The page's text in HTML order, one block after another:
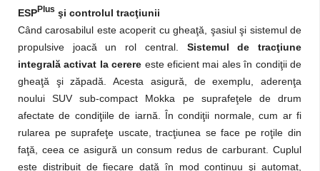
ESPPlus şi controlul tracţiunii
Când carosabilul este acoperit cu gheaţă, şasiul şi sistemul de
propulsive joacă un rol central. Sistemul de tracţiune
integrală activat la cerere este eficient mai ales în condiţii de
gheaţă şi zăpadă. Acesta asigură, de exemplu, aderenţa
noului SUV sub-compact Mokka pe suprafeţele de drum
afectate de condiţiile de iarnă. În condiţii normale, cum ar fi
rularea pe suprafeţe uscate, tracţiunea se face pe roţile din
faţă, ceea ce asigură un consum redus de carburant. Cuplul
este distribuit de fiecare dată în mod continuu şi automat,